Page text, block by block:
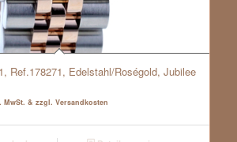
Ref.178271, Edelstahl/Roségold, Jubilee
MwSt. & zzgl. Versandkosten